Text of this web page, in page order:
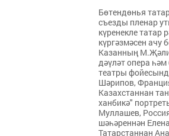
Бөтендөнья
съезды пленар
күренекле татар
күргәзмәсен ачу
Казанның
дәүләт опера
театры
Шәрипов,
Казахстаннан
ханбикә"
Муллашев,
шәһәреннән
Татарстаннан